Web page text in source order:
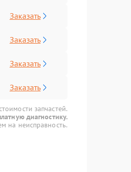
Заказать
Заказать
Заказать
Заказать
запчастей.
диагностику.
на неисправность.